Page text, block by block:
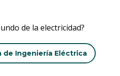
de la electricidad?
de Ingeniería Eléctrica